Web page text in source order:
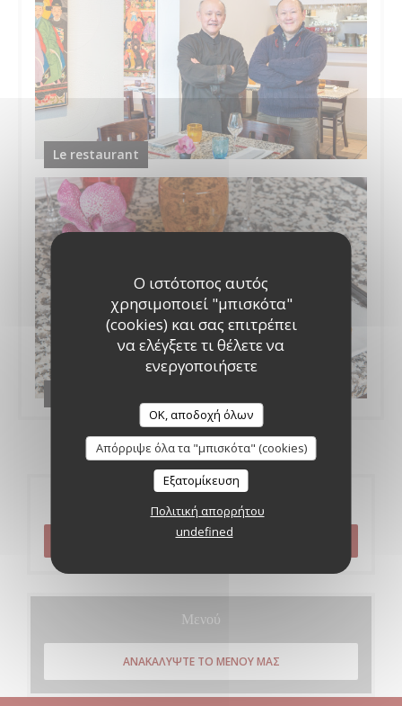
Ο ιστότοπος αυτός
χρησιμοποιεί "μπισκότα"
(cookies) και σας επιτρέπει
να ελέγξετε τι θέλετε να
ενεργοποιήσετε
OK, αποδοχή όλων
Απόρριψε όλα τα "μπισκότα" (cookies)
Εξατομίκευση
Πολιτική απορρήτου
undefined
Le restaurant
ΚΆΝΤΕ ΚΡΆΤΗΣΗ ΤΡΑΠΕΖΙΟΎ
Μενού
ΑΝΑΚΑΛΎΨΤΕ ΤΟ ΜΕΝΟΎ ΜΑΣ